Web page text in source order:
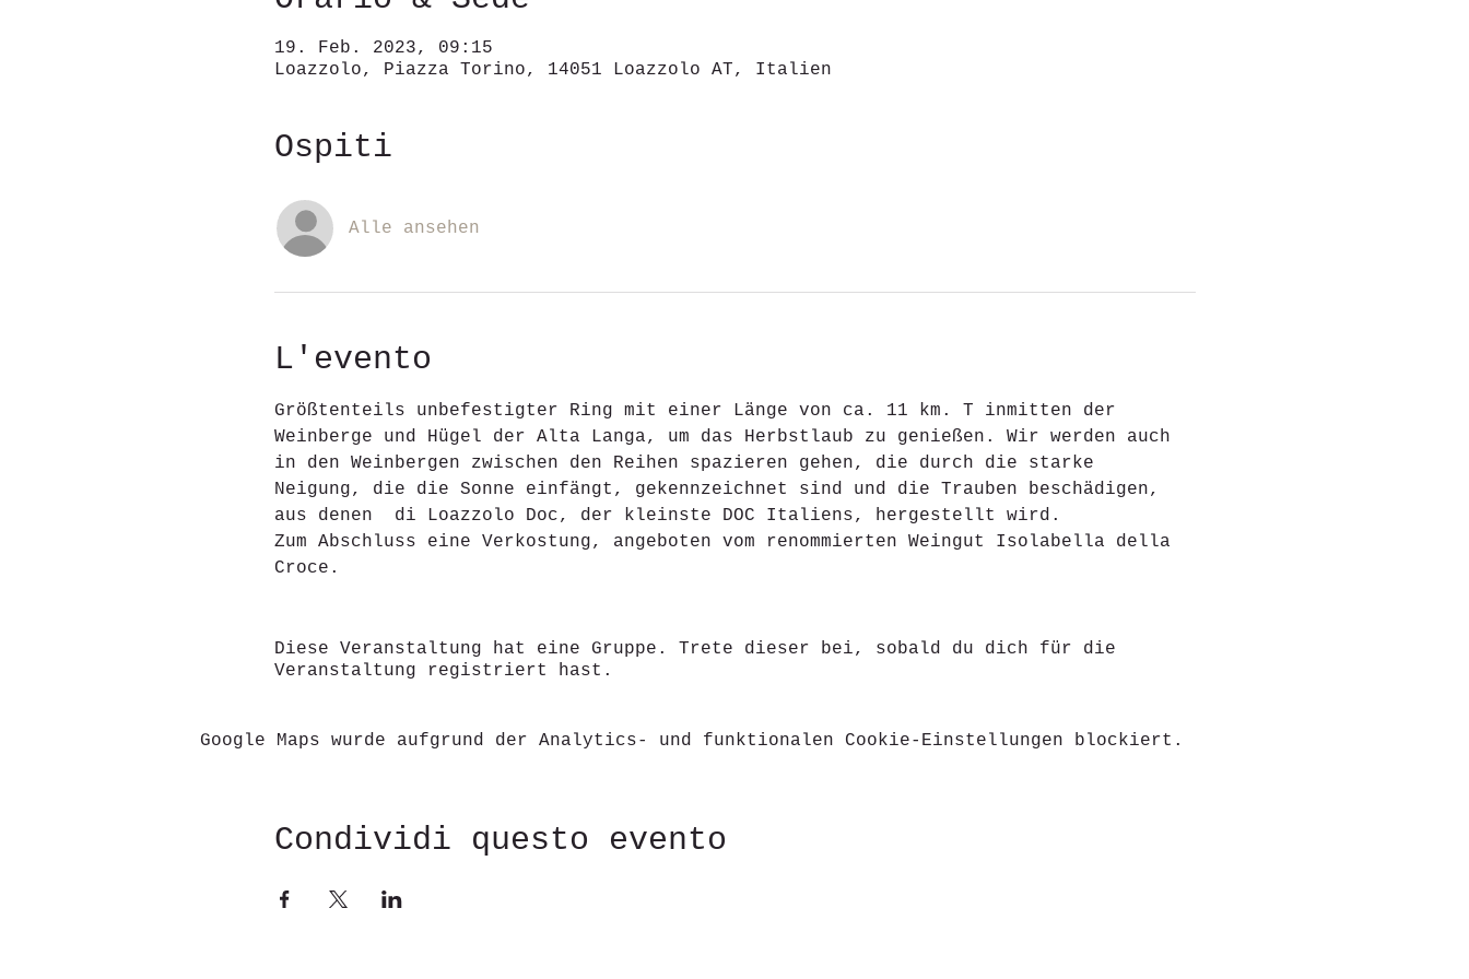
19. Feb. 2023, 09:15
Loazzolo, Piazza Torino, 14051 Loazzolo AT, Italien
Ospiti
Alle ansehen
L'evento
Größtenteils unbefestigter Ring mit einer Länge von ca. 11 km. T inmitten der
Weinberge und Hügel der Alta Langa, um das Herbstlaub zu genießen. Wir werden auch
in den Weinbergen zwischen den Reihen spazieren gehen, die durch die starke
Neigung, die die Sonne einfängt, gekennzeichnet sind und die Trauben beschädigen,
aus denen  di Loazzolo Doc, der kleinste DOC Italiens, hergestellt wird.
Zum Abschluss eine Verkostung, angeboten vom renommierten Weingut Isolabella della
Croce.
Diese Veranstaltung hat eine Gruppe. Trete dieser bei, sobald du dich für die
Veranstaltung registriert hast.
Google Maps wurde aufgrund der Analytics- und funktionalen Cookie-Einstellungen blockiert.
Condividi questo evento